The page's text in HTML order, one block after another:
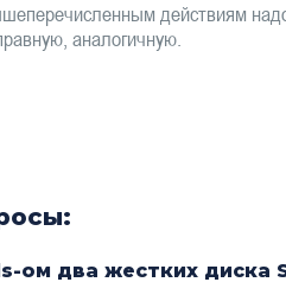
действиям
аналогичную.
ом два жестких диска